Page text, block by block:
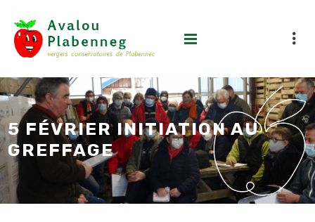
5 FÉVRIER INITIATION AU
GREFFAGE